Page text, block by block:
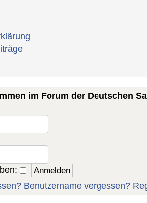
im Forum der Deutschen
Benutzername vergessen?